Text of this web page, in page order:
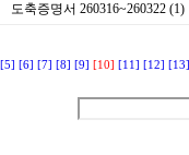
도축증명서 260316~260322 (1)
[5] [6] [7] [8] [9] [10] [11] [12] [13]